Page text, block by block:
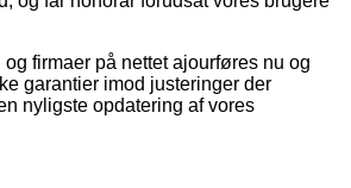
firmaer på nettet ajourføres nu og
garantier imod justeringer der
nyligste opdatering af vores